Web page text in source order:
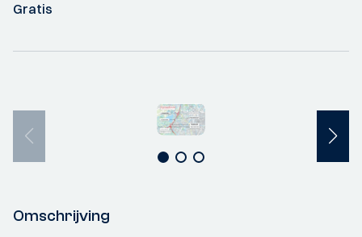
Gratis
Omschrijving